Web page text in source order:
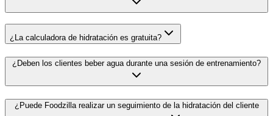
¿La calculadora de hidratación es gratuita?
¿Deben los clientes beber agua durante una sesión de entrenamiento?
¿Puede Foodzilla realizar un seguimiento de la hidratación del cliente